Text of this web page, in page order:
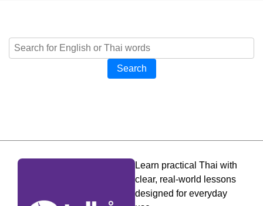
Search
Learn practical Thai with
clear, real-world lessons
designed for everyday